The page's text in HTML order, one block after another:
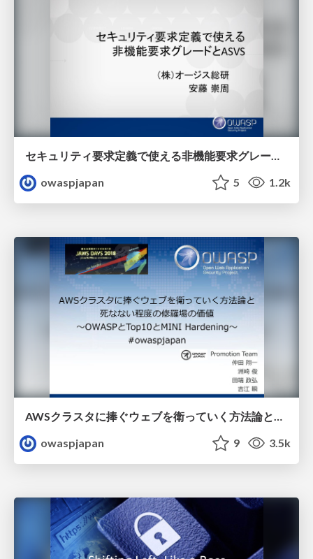
セキュリティ要求定義で使える非機能要求グレードとASVS
owaspjapan
5 1.2k
AWSクラスタに捧ぐウェブを衛っていく方法論と死なない程度の修羅場の価値
owaspjapan
9 3.5k